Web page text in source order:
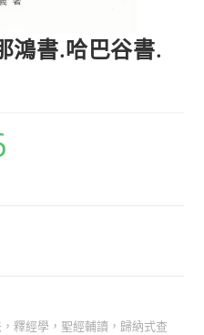
鴻書.哈巴谷書.
釋經學，聖經輔讀，歸納式查